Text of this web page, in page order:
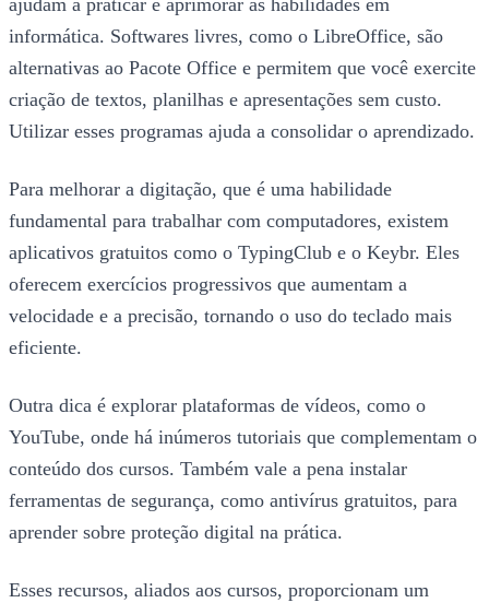
ajudam a praticar e aprimorar as habilidades em
informática. Softwares livres, como o LibreOffice, são
alternativas ao Pacote Office e permitem que você exercite
criação de textos, planilhas e apresentações sem custo.
Utilizar esses programas ajuda a consolidar o aprendizado.
Para melhorar a digitação, que é uma habilidade
fundamental para trabalhar com computadores, existem
aplicativos gratuitos como o TypingClub e o Keybr. Eles
oferecem exercícios progressivos que aumentam a
velocidade e a precisão, tornando o uso do teclado mais
eficiente.
Outra dica é explorar plataformas de vídeos, como o
YouTube, onde há inúmeros tutoriais que complementam o
conteúdo dos cursos. Também vale a pena instalar
ferramentas de segurança, como antivírus gratuitos, para
aprender sobre proteção digital na prática.
Esses recursos, aliados aos cursos, proporcionam um